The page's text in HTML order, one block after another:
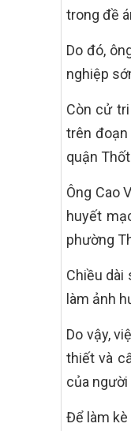
trong đề
Do đó,
nghiệp
Còn cử
trên đoạn
quận
Ông Cao
huyết
phường
Chiều dài
làm ảnh
Do vậy,
thiết và
của
Để làm kè